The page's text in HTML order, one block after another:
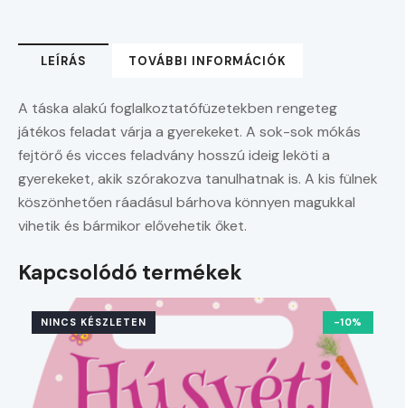
LEÍRÁS TOVÁBBI INFORMÁCIÓK
A táska alakú foglalkoztatófüzetekben rengeteg
játékos feladat várja a gyerekeket. A sok-sok mókás
fejtörő és vicces feladvány hosszú ideig leköti a
gyerekeket, akik szórakozva tanulhatnak is. A kis fülnek
köszönhetően ráadásul bárhova könnyen magukkal
vihetik és bármikor elővehetik őket.
Kapcsolódó termékek
NINCS KÉSZLETEN -10%